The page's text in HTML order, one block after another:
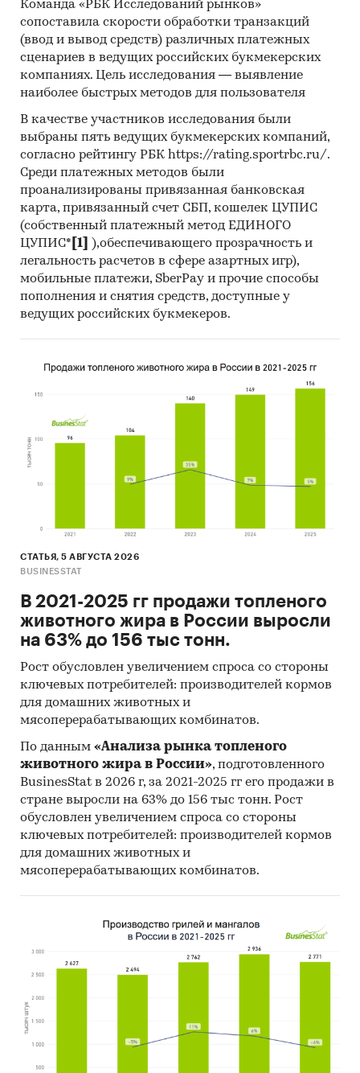
Команда «РБК Исследований рынков»
сопоставила скорости обработки транзакций
(ввод и вывод средств) различных платежных
сценариев в ведущих российских букмекерских
компаниях. Цель исследования — выявление
наиболее быстрых методов для пользователя
В качестве участников исследования были
выбраны пять ведущих букмекерских компаний,
согласно рейтингу РБК https://rating.sportrbc.ru/.
Среди платежных методов были
проанализированы привязанная банковская
карта, привязанный счет СБП, кошелек ЦУПИС
(собственный платежный метод ЕДИНОГО
ЦУПИС* [1]
),обеспечивающего прозрачность и
легальность расчетов в сфере азартных игр),
мобильные платежи, SberPay и прочие способы
пополнения и снятия средств, доступные у
ведущих российских букмекеров.
СТАТЬЯ, 5 АВГУСТА 2026
BUSINESSTAT
В 2021-2025 гг продажи топленого
животного жира в России выросли
на 63% до 156 тыс тонн.
Рост обусловлен увеличением спроса со стороны
ключевых потребителей: производителей кормов
для домашних животных и
мясоперерабатывающих комбинатов.
По данным «Анализа рынка топленого
животного жира в России», подготовленного
BusinesStat в 2026 г, за 2021-2025 гг его продажи в
стране выросли на 63% до 156 тыс тонн. Рост
обусловлен увеличением спроса со стороны
ключевых потребителей: производителей кормов
для домашних животных и
мясоперерабатывающих комбинатов.